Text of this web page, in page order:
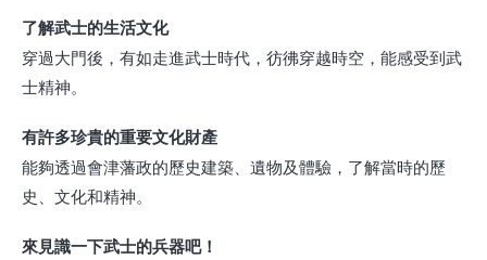
了解武士的生活文化
穿過大門後，有如走進武士時代，彷彿穿越時空，能感受到武
士精神。
有許多珍貴的重要文化財產
能夠透過會津藩政的歷史建築、遺物及體驗，了解當時的歷
史、文化和精神。
來見識一下武士的兵器吧！